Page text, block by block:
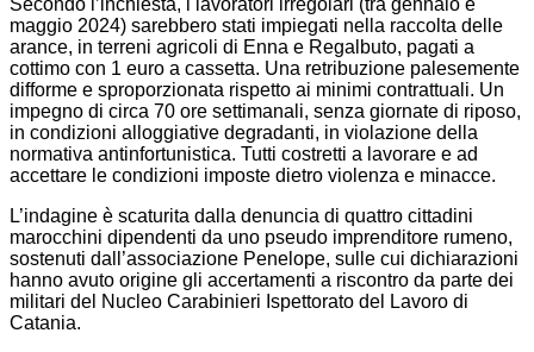
Secondo l’inchiesta, i lavoratori irregolari (tra gennaio e
maggio 2024) sarebbero stati impiegati nella raccolta delle
arance, in terreni agricoli di Enna e Regalbuto, pagati a
cottimo con 1 euro a cassetta. Una retribuzione palesemente
difforme e sproporzionata rispetto ai minimi contrattuali. Un
impegno di circa 70 ore settimanali, senza giornate di riposo,
in condizioni alloggiative degradanti, in violazione della
normativa antinfortunistica. Tutti costretti a lavorare e ad
accettare le condizioni imposte dietro violenza e minacce.
L’indagine è scaturita dalla denuncia di quattro cittadini
marocchini dipendenti da uno pseudo imprenditore rumeno,
sostenuti dall’associazione Penelope, sulle cui dichiarazioni
hanno avuto origine gli accertamenti a riscontro da parte dei
militari del Nucleo Carabinieri Ispettorato del Lavoro di
Catania.